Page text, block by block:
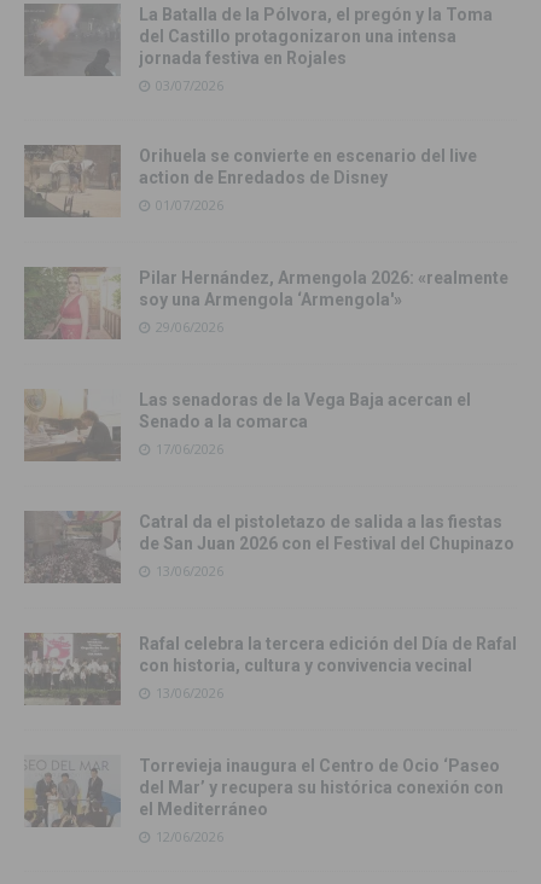
La Batalla de la Pólvora, el pregón y la Toma
del Castillo protagonizaron una intensa
jornada festiva en Rojales
03/07/2026
Orihuela se convierte en escenario del live
action de Enredados de Disney
01/07/2026
Pilar Hernández, Armengola 2026: «realmente
soy una Armengola ‘Armengola'»
29/06/2026
Las senadoras de la Vega Baja acercan el
Senado a la comarca
17/06/2026
Catral da el pistoletazo de salida a las fiestas
de San Juan 2026 con el Festival del Chupinazo
13/06/2026
Rafal celebra la tercera edición del Día de Rafal
con historia, cultura y convivencia vecinal
13/06/2026
Torrevieja inaugura el Centro de Ocio ‘Paseo
del Mar’ y recupera su histórica conexión con
el Mediterráneo
12/06/2026